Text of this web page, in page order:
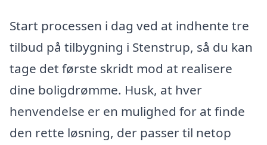
Start processen i dag ved at indhente tre
tilbud på tilbygning i Stenstrup, så du kan
tage det første skridt mod at realisere
dine boligdrømme. Husk, at hver
henvendelse er en mulighed for at finde
den rette løsning, der passer til netop